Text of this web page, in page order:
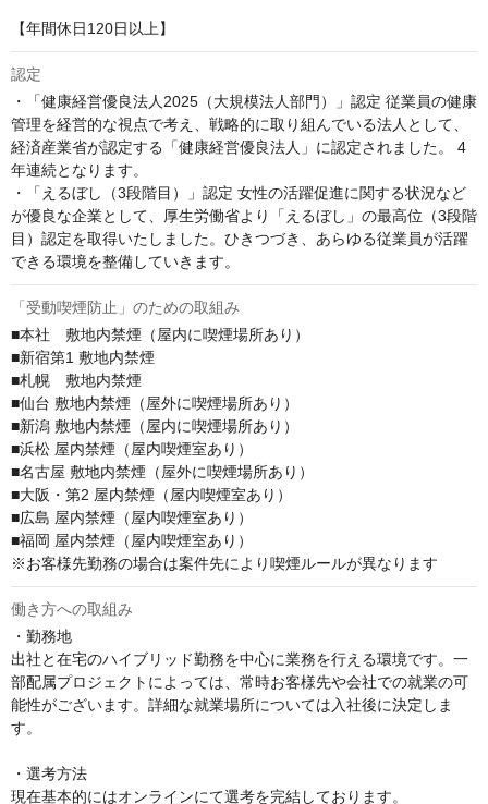
【年間休日120日以上】
認定
・「健康経営優良法人2025（大規模法人部門）」認定 従業員の健康
管理を経営的な視点で考え、戦略的に取り組んでいる法人として、
経済産業省が認定する「健康経営優良法人」に認定されました。 4
年連続となります。
・「えるぼし（3段階目）」認定 女性の活躍促進に関する状況など
が優良な企業として、厚生労働省より「えるぼし」の最高位（3段階
目）認定を取得いたしました。ひきつづき、あらゆる従業員が活躍
できる環境を整備していきます。
「受動喫煙防止」のための取組み
■本社　敷地内禁煙（屋内に喫煙場所あり）
■新宿第1 敷地内禁煙
■札幌　敷地内禁煙
■仙台 敷地内禁煙（屋外に喫煙場所あり）
■新潟 敷地内禁煙（屋内に喫煙場所あり）
■浜松 屋内禁煙（屋内喫煙室あり）
■名古屋 敷地内禁煙（屋外に喫煙場所あり）
■大阪・第2 屋内禁煙（屋内喫煙室あり）
■広島 屋内禁煙（屋内喫煙室あり）
■福岡 屋内禁煙（屋内喫煙室あり）
※お客様先勤務の場合は案件先により喫煙ルールが異なります
働き方への取組み
・勤務地
出社と在宅のハイブリッド勤務を中心に業務を行える環境です。一
部配属プロジェクトによっては、常時お客様先や会社での就業の可
能性がございます。詳細な就業場所については入社後に決定しま
す。
・選考方法
現在基本的にはオンラインにて選考を完結しております。